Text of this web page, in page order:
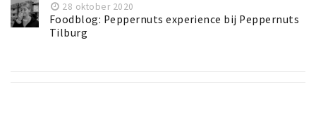
28 oktober 2020
Foodblog: Peppernuts experience bij Peppernuts
Tilburg